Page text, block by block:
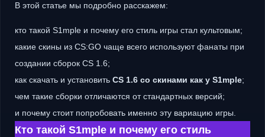
В этой статье мы подробно расскажем:
кто такой S1mple и почему его стиль игры стал культовым;
какие скины из CS:GO чаще всего используют фанаты при
создании сборок CS 1.6;
как скачать и установить CS 1.6 со скинами как у S1mple;
чем такие сборки отличаются от стандартных версий;
и почему стоит попробовать именно эту вариацию игры.
Кто такой S1mple и почему его стиль